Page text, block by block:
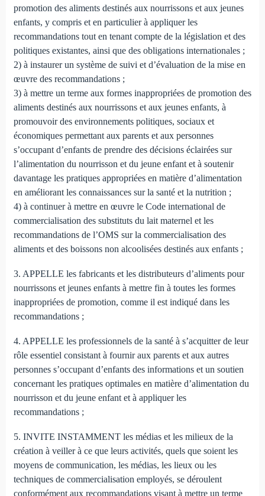
promotion des aliments destinés aux nourrissons et aux jeunes
enfants, y compris et en particulier à appliquer les
recommandations tout en tenant compte de la législation et des
politiques existantes, ainsi que des obligations internationales ;
2) à instaurer un système de suivi et d’évaluation de la mise en
œuvre des recommandations ;
3) à mettre un terme aux formes inappropriées de promotion des
aliments destinés aux nourrissons et aux jeunes enfants, à
promouvoir des environnements politiques, sociaux et
économiques permettant aux parents et aux personnes
s’occupant d’enfants de prendre des décisions éclairées sur
l’alimentation du nourrisson et du jeune enfant et à soutenir
davantage les pratiques appropriées en matière d’alimentation
en améliorant les connaissances sur la santé et la nutrition ;
4) à continuer à mettre en œuvre le Code international de
commercialisation des substituts du lait maternel et les
recommandations de l’OMS sur la commercialisation des
aliments et des boissons non alcoolisées destinés aux enfants ;
3. APPELLE les fabricants et les distributeurs d’aliments pour
nourrissons et jeunes enfants à mettre fin à toutes les formes
inappropriées de promotion, comme il est indiqué dans les
recommandations ;
4. APPELLE les professionnels de la santé à s’acquitter de leur
rôle essentiel consistant à fournir aux parents et aux autres
personnes s’occupant d’enfants des informations et un soutien
concernant les pratiques optimales en matière d’alimentation du
nourrisson et du jeune enfant et à appliquer les
recommandations ;
5. INVITE INSTAMMENT les médias et les milieux de la
création à veiller à ce que leurs activités, quels que soient les
moyens de communication, les médias, les lieux ou les
techniques de commercialisation employés, se déroulent
conformément aux recommandations visant à mettre un terme